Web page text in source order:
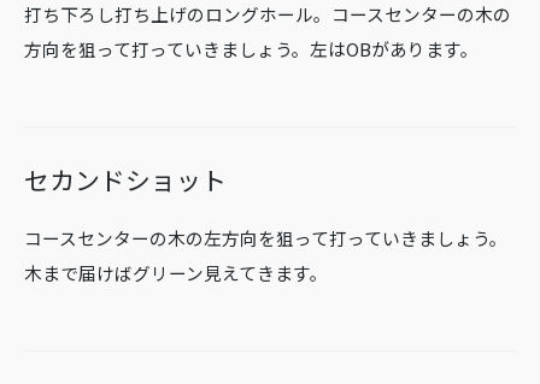
打ち下ろし打ち上げのロングホール。コースセンターの木の
方向を狙って打っていきましょう。左はOBがあります。
セカンドショット
コースセンターの木の左方向を狙って打っていきましょう。
木まで届けばグリーン見えてきます。